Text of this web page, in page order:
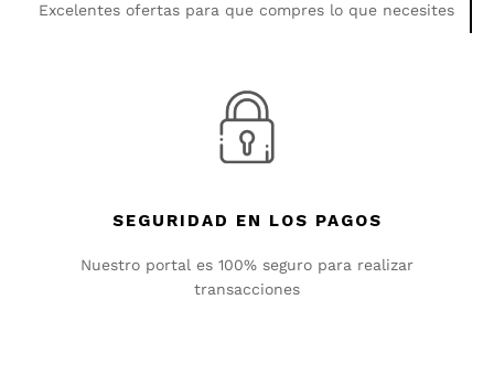
Excelentes ofertas para que compres lo que necesites
SEGURIDAD EN LOS PAGOS
Nuestro portal es 100% seguro para realizar
transacciones